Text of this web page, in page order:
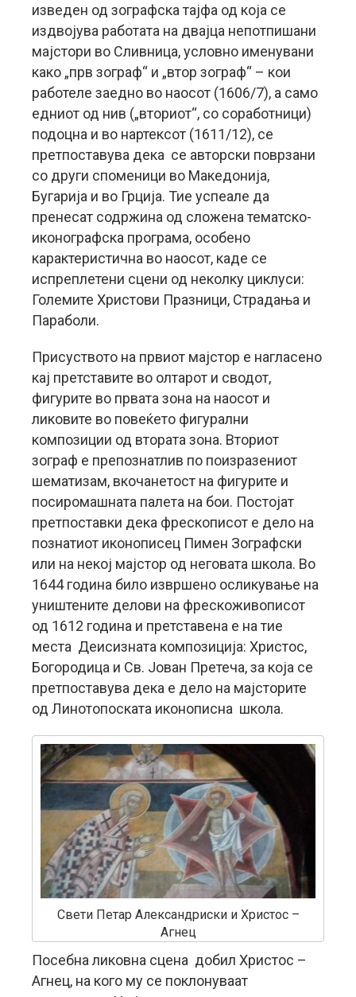
изведен од зографска тајфа од која се
издвојува работата на двајца непотпишани
мајстори во Сливница, условно именувани
како „прв зограф“ и „втор зограф“ – кои
работеле заедно во наосот (1606/7), а само
едниот од нив („вториот“, со соработници)
подоцна и во нартексот (1611/12), се
претпоставува дека се авторски поврзани
со други споменици во Македонија,
Бугарија и во Грција. Тие успеале да
пренесат содржина од сложена тематско-
иконографска програма, особено
карактеристична во наосот, каде се
испреплетени сцени од неколку циклуси:
Големите Христови Празници, Страдања и
Параболи.
Присуството на првиот мајстор е нагласено
кај претставите во олтарот и сводот,
фигурите во првата зона на наосот и
ликовите во повеќето фигурални
композиции од втората зона. Вториот
зограф е препознатлив по поизразениот
шематизам, вкочанетост на фигурите и
посиромашната палета на бои. Постојат
претпоставки дека фрескописот е дело на
познатиот иконописец Пимен Зографски
или на некој мајстор од неговата школа. Во
1644 година било извршено осликување на
уништените делови на фрескоживописот
од 1612 година и претставена е на тие
места Деисизната композиција: Христос,
Богородица и Св. Јован Претеча, за која се
претпоставува дека е дело на мајсторите
од Линотопоската иконописна школа.
Свети Петар Александриски и Христос –
Агнец
Посебна ликовна сцена добил Христос –
Агнец, на кого му се поклонуваат